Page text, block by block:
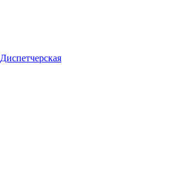
Диспетчерская